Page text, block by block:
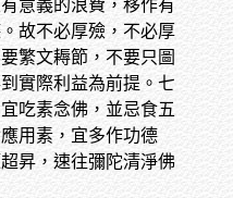
意義的浪費，移作有
故不必厚殮，不必厚
繁文耨節，不要只圖
實際利益為前提。七
吃素念佛，並忌食五
用素，宜多作功德
昇，速往彌陀清淨佛